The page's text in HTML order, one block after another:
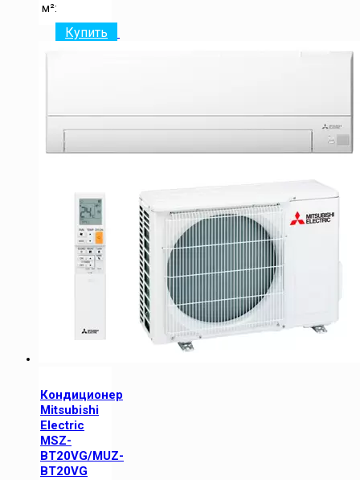
м²:
Купить
Кондиционер
Mitsubishi
Electric
MSZ-
BT20VG/MUZ-
BT20VG